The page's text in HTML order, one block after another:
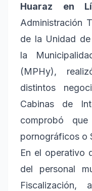
Huaraz en
Administración
de la Unidad
la
(MPHy),
distintos
Cabinas de
comprobó
pornográficos o
En el operativo
del personal